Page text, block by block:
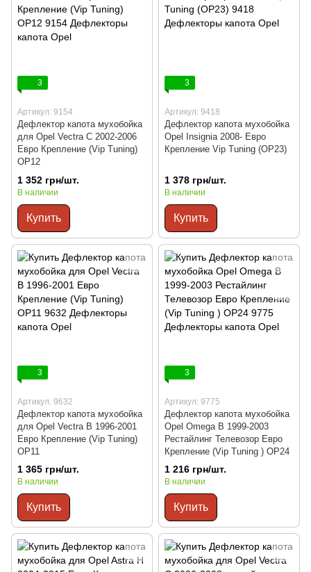
3
Артикул: 9154
Дефлектор капота мухобойка
для Opel Vectra C 2002-2006
Евро Крепление (Vip Tuning)
OP12
1 352 грн/шт.
В наличии
Купить
3
Артикул: 9418
Дефлектор капота мухобойка
Opel Insignia 2008- Евро
Крепление Vip Tuning (OP23)
1 378 грн/шт.
В наличии
Купить
3
Артикул: 9632
Дефлектор капота мухобойка
для Opel Vectra B 1996-2001
Евро Крепление (Vip Tuning)
OP11
1 365 грн/шт.
В наличии
Купить
3
Артикул: 9775
Дефлектор капота мухобойка
Opel Omega В 1999-2003
Рестайлинг Телевозор Евро
Крепление (Vip Tuning ) OP24
1 216 грн/шт.
В наличии
Купить